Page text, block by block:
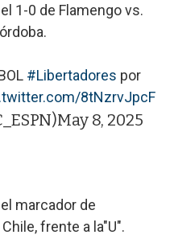
1-0 de Flamengo vs.
#Libertadores por
8tNzrvJpcF
May 8, 2025
marcador de
frente a la"U".